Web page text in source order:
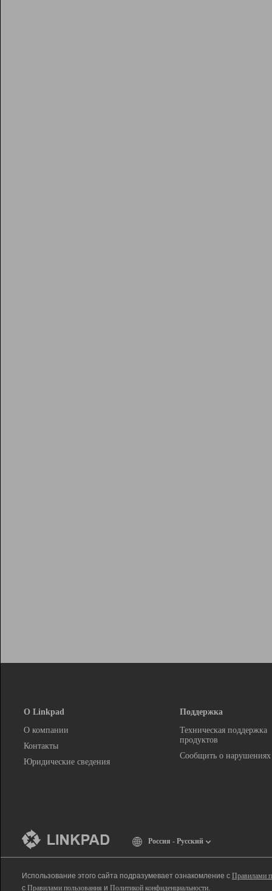
О Linkpad
О компании
Контакты
Юридические сведения
Поддержка
Техническая поддержка
продуктов
Сообщить о нарушениях
Россия - Русский
Использование этого сайта подразумевает ознакомление с Правилами
с Правилами пользования и Политикой конфиденциальности.